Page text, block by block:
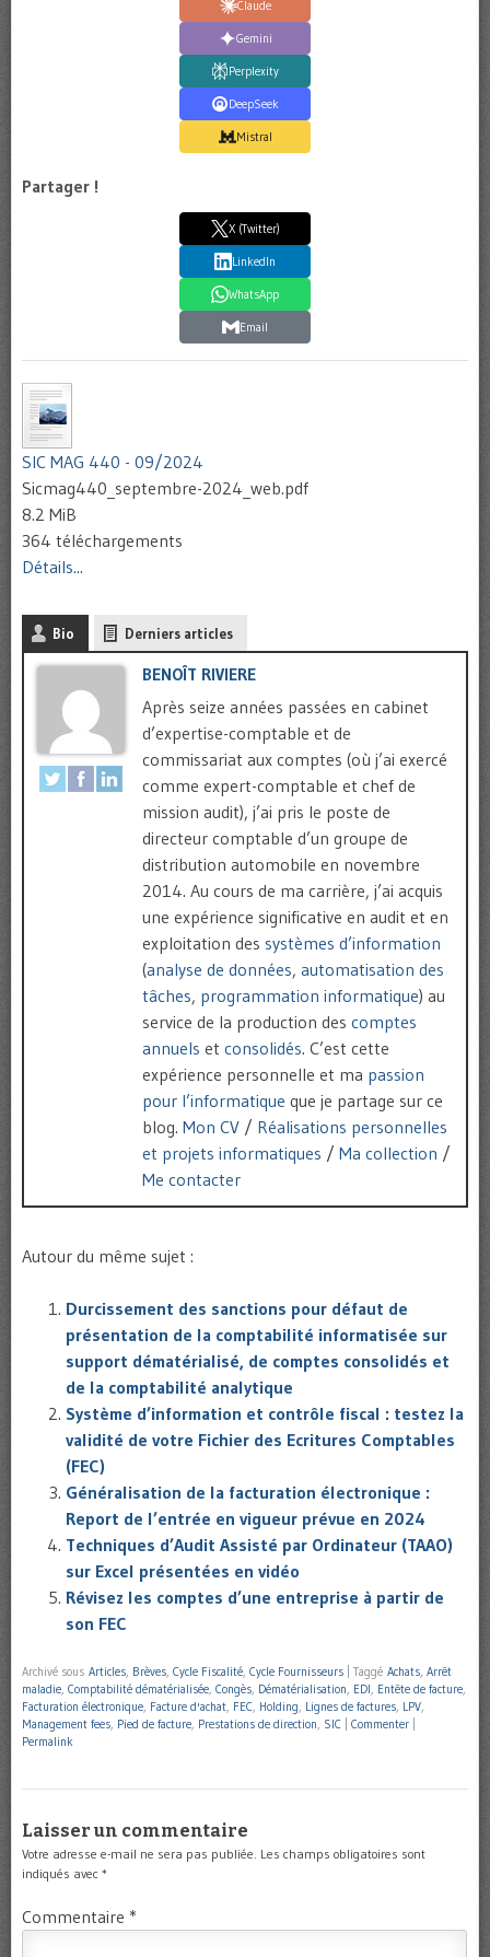
Claude
Gemini
Perplexity
DeepSeek
Mistral
Partager !
X (Twitter)
LinkedIn
WhatsApp
Email
SIC MAG 440 - 09/2024
Sicmag440_septembre-2024_web.pdf
8.2 MiB
364 téléchargements
Détails...
Bio Derniers articles
BENOÎT RIVIERE
Après seize années passées en cabinet
d’expertise-comptable et de
commissariat aux comptes (où j’ai exercé
comme expert-comptable et chef de
mission audit), j’ai pris le poste de
directeur comptable d’un groupe de
distribution automobile en novembre
2014. Au cours de ma carrière, j’ai acquis
une expérience significative en audit et en
exploitation des systèmes d’information
(analyse de données, automatisation des
tâches, programmation informatique) au
service de la production des comptes
annuels et consolidés. C’est cette
expérience personnelle et ma passion
pour l’informatique que je partage sur ce
blog. Mon CV / Réalisations personnelles
et projets informatiques / Ma collection /
Me contacter
Autour du même sujet :
Durcissement des sanctions pour défaut de
présentation de la comptabilité informatisée sur
support dématérialisé, de comptes consolidés et
de la comptabilité analytique
Système d’information et contrôle fiscal : testez la
validité de votre Fichier des Ecritures Comptables
(FEC)
Généralisation de la facturation électronique :
Report de l’entrée en vigueur prévue en 2024
Techniques d’Audit Assisté par Ordinateur (TAAO)
sur Excel présentées en vidéo
Révisez les comptes d’une entreprise à partir de
son FEC
Archivé sous Articles, Brèves, Cycle Fiscalité, Cycle Fournisseurs Taggé Achats, Arrêt
maladie, Comptabilité dématérialisée, Congès, Dématérialisation, EDI, Entête de facture,
Facturation électronique, Facture d'achat, FEC, Holding, Lignes de factures, LPV,
Management fees, Pied de facture, Prestations de direction, SIC Commenter
Permalink
Laisser un commentaire
Votre adresse e-mail ne sera pas publiée. Les champs obligatoires sont
indiqués avec *
Commentaire *